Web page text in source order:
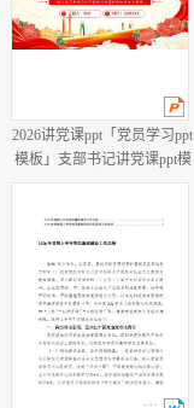
2026讲党课ppt「党员学习ppt
模板」支部书记讲党课ppt模
板「带完整内容」.pptx